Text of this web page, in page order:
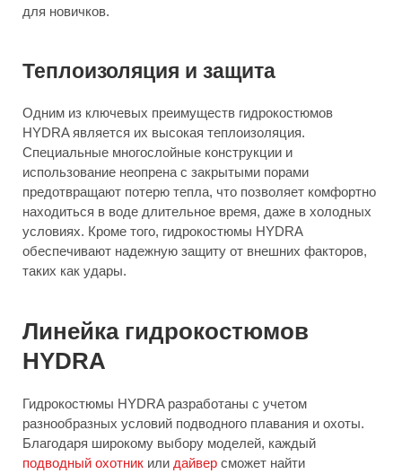
для новичков.
Теплоизоляция и защита
Одним из ключевых преимуществ гидрокостюмов
HYDRA является их высокая теплоизоляция.
Специальные многослойные конструкции и
использование неопрена с закрытыми порами
предотвращают потерю тепла, что позволяет комфортно
находиться в воде длительное время, даже в холодных
условиях. Кроме того, гидрокостюмы HYDRA
обеспечивают надежную защиту от внешних факторов,
таких как удары.
Линейка гидрокостюмов
HYDRA
Гидрокостюмы HYDRA разработаны с учетом
разнообразных условий подводного плавания и охоты.
Благодаря широкому выбору моделей, каждый
подводный охотник или дайвер сможет найти